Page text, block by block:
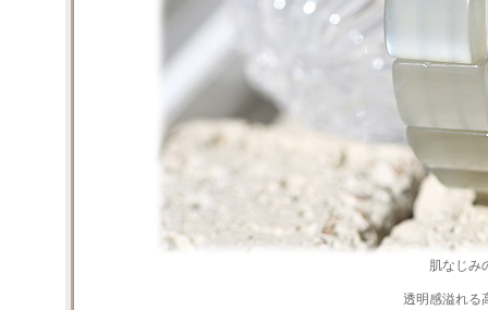
肌なじみ
透明感溢れる